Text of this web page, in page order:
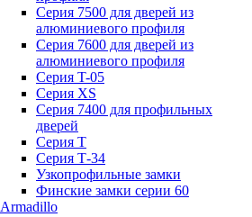
Серия 7500 для дверей из
алюминиевого профиля
Серия 7600 для дверей из
алюминиевого профиля
Серия T-05
Серия XS
Серия 7400 для профильных
дверей
Серия Т
Серия Т-34
Узкопрофильные замки
Финские замки серии 60
Armadillo